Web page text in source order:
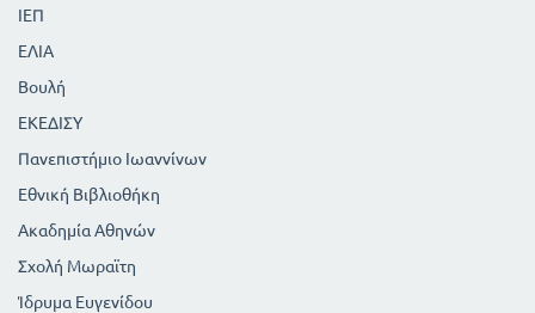
ΙΕΠ
ΕΛΙΑ
Βουλή
ΕΚΕΔΙΣΥ
Πανεπιστήμιο Ιωαννίνων
Εθνική Βιβλιοθήκη
Ακαδημία Αθηνών
Σχολή Μωραϊτη
Ίδρυμα Ευγενίδου